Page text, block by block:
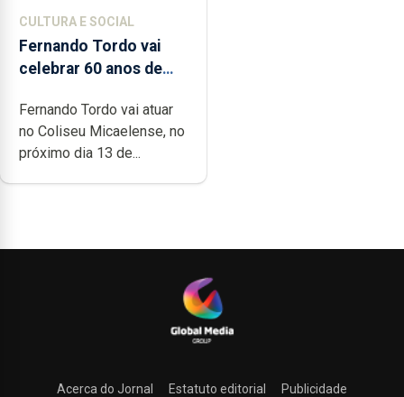
CULTURA E SOCIAL
Fernando Tordo vai
celebrar 60 anos de
Micaelense
Fernando Tordo vai atuar
no Coliseu Micaelense, no
próximo dia 13 de...
Acerca do Jornal Estatuto editorial Publicidade